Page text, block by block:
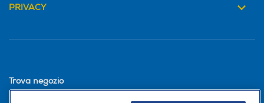
PRIVACY
Trova negozio